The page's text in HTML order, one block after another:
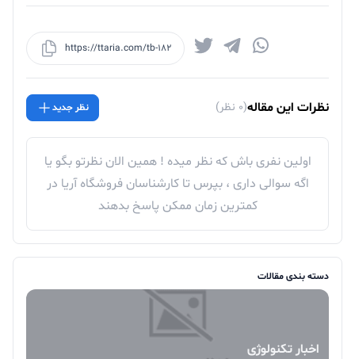
دسته بندی مقالات
اخبار تکنولوژی
https://ttaria.com/tb-182
نظرات این مقاله(0 نظر) نظر جدید
اولین نفری باش که نظر میده ! همین الان نظرتو بگو یا
اگه سوالی داری ، بپرس تا کارشناسان فروشگاه آریا در
کمترین زمان ممکن پاسخ بدهند